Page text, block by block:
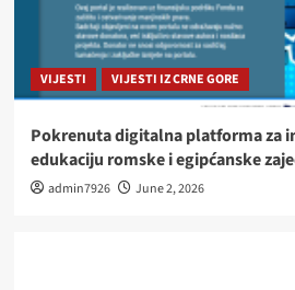
VIJESTI VIJESTI IZ CRNE GORE
Pokrenuta digitalna platforma za
edukaciju romske i egipćanske
admin7926 June 2, 2026